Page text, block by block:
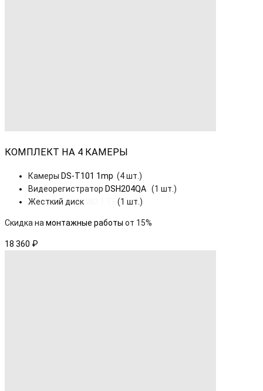
КОМПЛЕКТ НА 4 КАМЕРЫ
Камеры DS-T101 1mp (4 шт.)
Видеорегистратор DSH204QA (1 шт.)
Жесткий диск
(1 шт.)
Скидка на монтажные работы от 15%
18 360 ₽